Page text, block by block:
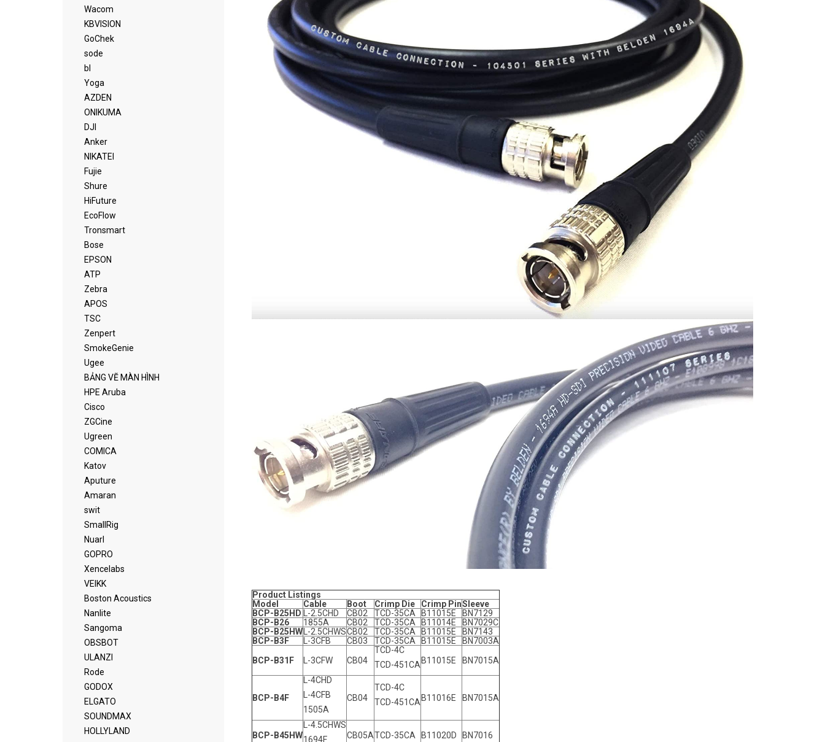
Product Listings
Model
Cable Boot Crimp Die Crimp PinSleeve
BCP-B25HD L-2.5CHD CB02 TCD-35CA B11015E
BN7129
BCP-B26
1855A CB02 TCD-35CA B11014E
BN7029C
BCP-B25HW L-2.5CHWSCB02 TCD-35CA B11015E
BN7143
BCP-B3F
L-3CFB CB03 TCD-35CA B11015E
BN7003A
BCP-B31F
L-3CFW CB04
TCD-4C
TCD-451CA B11015E BN7015A
BCP-B4F
L-4CHD
L-4CFB
1505A
CB04
TCD-4C
TCD-451CA B11016E BN7015A
BCP-B45HW
L-4.5CHWS
1694F
CB05ATCD-35CA B11020D BN7016
Wacom
KBVISION
GoChek
sode
bl
Yoga
AZDEN
ONIKUMA
DJI
Anker
NIKATEI
Fujie
Shure
HiFuture
EcoFlow
Tronsmart
Bose
EPSON
ATP
Zebra
APOS
TSC
Zenpert
SmokeGenie
Ugee
BẢNG VẼ MÀN HÌNH
HPE Aruba
Cisco
ZGCine
Ugreen
COMICA
Katov
Aputure
Amaran
swit
SmallRig
Nuarl
GOPRO
Xencelabs
VEIKK
Boston Acoustics
Nanlite
Sangoma
OBSBOT
ULANZI
Rode
GODOX
ELGATO
SOUNDMAX
HOLLYLAND